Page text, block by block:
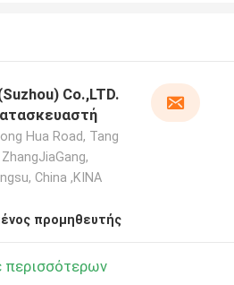
Co.,LTD.
Hua Road, Tang
China ,ΚΙΝΑ
προμηθευτής
περισσότερων